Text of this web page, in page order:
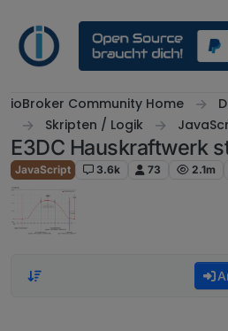
ioBroker Community Home
Skripten / Logik
E3DC Hauskraftwerk
JavaScript 3.6k 73 2.1m